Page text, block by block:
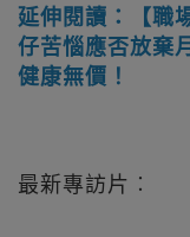
延伸閱讀：【職
仔苦惱應否放棄
健康無價！
最新專訪片︰